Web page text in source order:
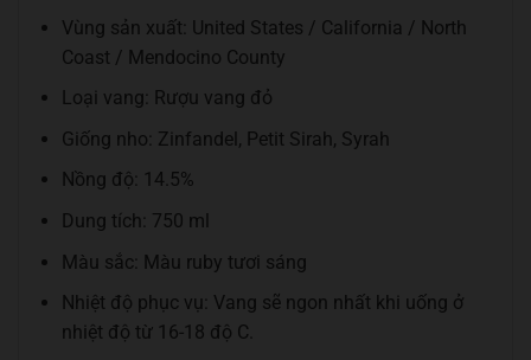
Vùng sản xuất: United States / California / North
Coast / Mendocino County
Loại vang: Rượu vang đỏ
Giống nho: Zinfandel, Petit Sirah, Syrah
Nồng độ: 14.5%
Dung tích: 750 ml
Màu sắc: Màu ruby tươi sáng
Nhiệt độ phục vụ: Vang sẽ ngon nhất khi uống ở
nhiệt độ từ 16-18 độ C.